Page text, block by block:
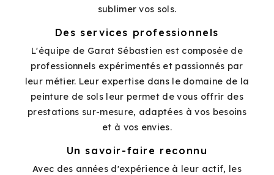
sublimer vos sols.
Des services professionnels
L'équipe de Garat Sébastien est composée de
professionnels expérimentés et passionnés par
leur métier. Leur expertise dans le domaine de la
peinture de sols leur permet de vous offrir des
prestations sur-mesure, adaptées à vos besoins
et à vos envies.
Un savoir-faire reconnu
Avec des années d'expérience à leur actif, les